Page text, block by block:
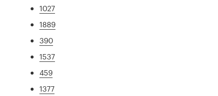
1027
1889
390
1537
459
1377